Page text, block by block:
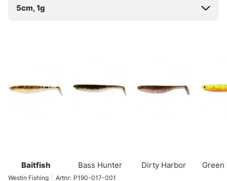
5cm, 1g
Baitfish Bass Hunter Dirty Harbor Green
Westin Fishing Artnr: P190-017-001